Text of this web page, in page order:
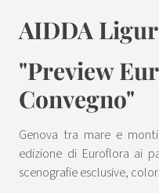
AIDDA
"Preview
Convegno"
Genova tra mare e
edizione di Euroflora ai
scenografie esclusive,